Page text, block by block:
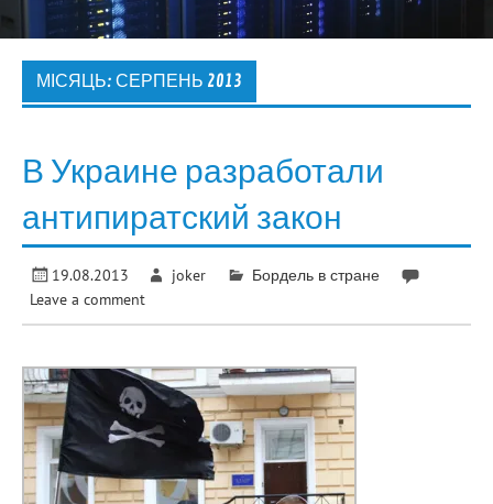
МІСЯЦЬ: СЕРПЕНЬ 2013
В Украине разработали
антипиратский закон
19.08.2013 joker
Бордель в стране
Leave a comment